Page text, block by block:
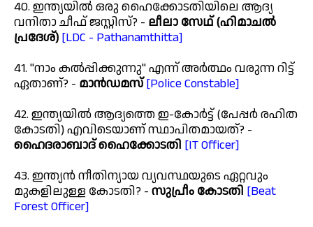
40. ഇന്ത്യയിൽ ഒരു ഹൈക്കോടതിയിലെ ആദ്യ
വനിതാ ചീഫ് ജസ്റ്റിസ്? - ലീലാ സേഥ് (ഹിമാചൽ
പ്രദേശ്) [LDC - Pathanamthitta]
41. "നാം കൽപ്പിക്കുന്നു" എന്ന് അർത്ഥം വരുന്ന റിട്ട്
ഏതാണ്? - മാൻഡമസ് [Police Constable]
42. ഇന്ത്യയിൽ ആദ്യത്തെ ഇ-കോർട്ട് (പേപ്പർ രഹിത
കോടതി) എവിടെയാണ് സ്ഥാപിതമായത്? -
ഹൈദരാബാദ് ഹൈക്കോടതി [IT Officer]
43. ഇന്ത്യൻ നീതിന്യായ വ്യവസ്ഥയുടെ ഏറ്റവും
മുകളിലുള്ള കോടതി? - സുപ്രീം കോടതി [Beat
Forest Officer]